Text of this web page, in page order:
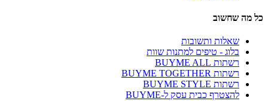
כל מה שחשוב
שאלות ותשובות
בלוג - טיפים למתנות שוות
רשתות BUYME ALL
רשתות BUYME TOGETHER
רשתות BUYME STYLE
להצטרף כבית עסק ל-BUYME